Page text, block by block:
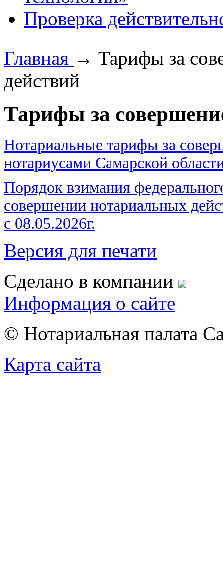
Проверка
Главная → Тарифы за
действий
Тарифы за
Нотариальные тарифы за
нотариусами Самарской
Порядок взимания
совершении нотариальных
с 08.05.2026г.
Версия для печати
Сделано в компании
Информация о сайте
© Нотариальная палата
Карта сайта